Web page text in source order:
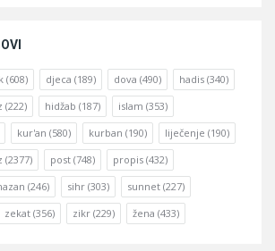
(608) djeca (189) dova (490) hadis (340)
(222) hidžab (187) islam (353)
kur'an (580) kurban (190) liječenje (190)
(2377) post (748) propis (432)
(246) sihr (303) sunnet (227)
zekat (356) zikr (229) žena (433)